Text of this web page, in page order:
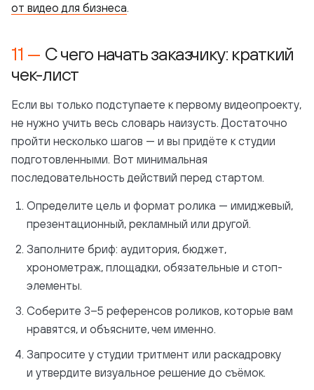
от видео для бизнеса.
С чего начать заказчику: краткий
чек-лист
Если вы только подступаете к первому видеопроекту,
не нужно учить весь словарь наизусть. Достаточно
пройти несколько шагов — и вы придёте к студии
подготовленными. Вот минимальная
последовательность действий перед стартом.
Определите цель и формат ролика — имиджевый,
презентационный, рекламный или другой.
Заполните бриф: аудитория, бюджет,
хронометраж, площадки, обязательные и стоп-
элементы.
Соберите 3–5 референсов роликов, которые вам
нравятся, и объясните, чем именно.
Запросите у студии тритмент или раскадровку
и утвердите визуальное решение до съёмок.